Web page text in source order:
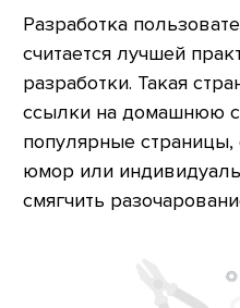
Разработка
считается лучшей
разработки. Такая
ссылки на домашнюю
популярные
юмор или
смягчить